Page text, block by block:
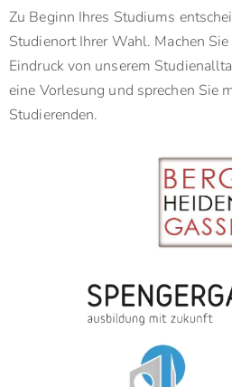
Zu Beginn Ihres Studiums
Studienort Ihrer Wahl. Machen
Eindruck von unserem
eine Vorlesung und sprechen Sie
Studierenden.